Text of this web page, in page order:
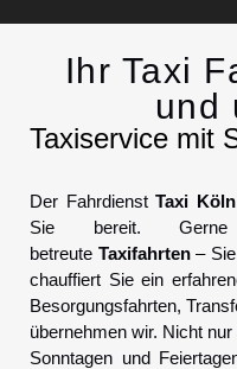
Kontakt
Ihr Taxi
und
Taxiservice mit
Der FahrdienstTaxi Köln
Sie bereit.
betreute Taxifahrten– Sie
chauffiert Sie ein
Besorgungsfahrten,
übernehmen wir. Nicht
Sonntagen und